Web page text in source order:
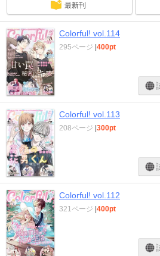
最新刊
Colorful! vol.114
295ページ |400pt
Colorful! vol.113
208ページ |300pt
Colorful! vol.112
321ページ |400pt